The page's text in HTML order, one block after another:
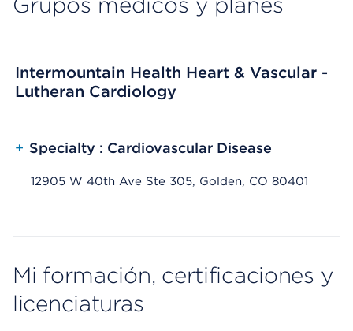
Intermountain Health Heart & Vascular -
Lutheran Cardiology
+ Specialty : Cardiovascular Disease
12905 W 40th Ave Ste 305, Golden, CO 80401
Mi formación, certificaciones y
licenciaturas